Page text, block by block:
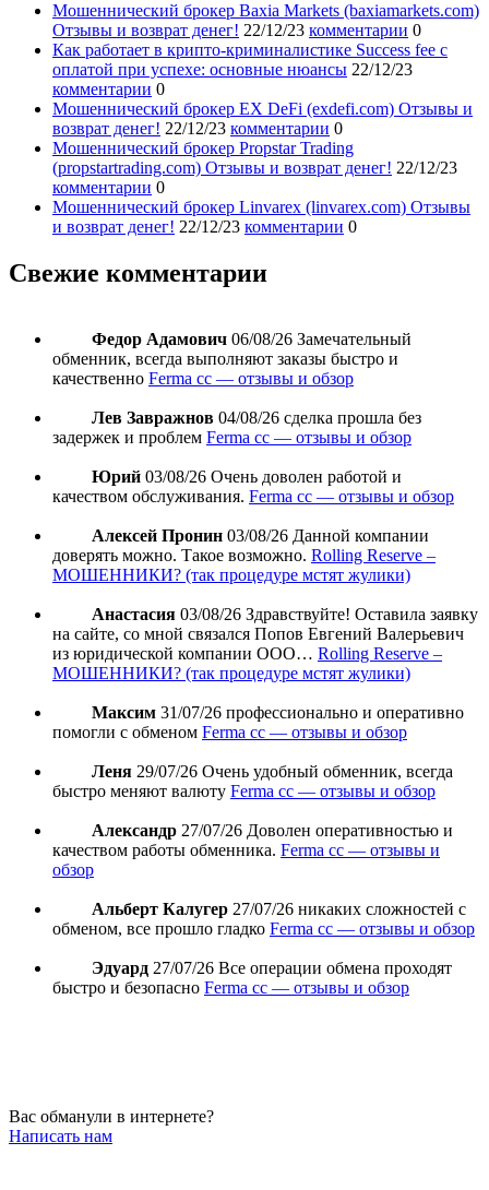
Мошеннический брокер Baxia Markets (baxiamarkets.com)
Отзывы и возврат денег! 22/12/23 комментарии 0
Как работает в крипто-криминалистике Success fee с
оплатой при успехе: основные нюансы 22/12/23
комментарии 0
Мошеннический брокер EX DeFi (exdefi.com) Отзывы и
возврат денег! 22/12/23 комментарии 0
Мошеннический брокер Propstar Trading
(propstartrading.com) Отзывы и возврат денег! 22/12/23
комментарии 0
Мошеннический брокер Linvarex (linvarex.com) Отзывы
и возврат денег! 22/12/23 комментарии 0
Свежие комментарии
Федор Адамович 06/08/26 Замечательный
обменник, всегда выполняют заказы быстро и
качественно Ferma cc — отзывы и обзор
Лев Завражнов 04/08/26 сделка прошла без
задержек и проблем Ferma cc — отзывы и обзор
Юрий 03/08/26 Очень доволен работой и
качеством обслуживания. Ferma cc — отзывы и обзор
Алексей Пронин 03/08/26 Данной компании
доверять можно. Такое возможно. Rolling Reserve –
МОШЕННИКИ? (так процедуре мстят жулики)
Анастасия 03/08/26 Здравствуйте! Оставила заявку
на сайте, со мной связался Попов Евгений Валерьевич
из юридической компании ООО… Rolling Reserve –
МОШЕННИКИ? (так процедуре мстят жулики)
Максим 31/07/26 профессионально и оперативно
помогли с обменом Ferma cc — отзывы и обзор
Леня 29/07/26 Очень удобный обменник, всегда
быстро меняют валюту Ferma cc — отзывы и обзор
Александр 27/07/26 Доволен оперативностью и
качеством работы обменника. Ferma cc — отзывы и
обзор
Альберт Калугер 27/07/26 никаких сложностей с
обменом, все прошло гладко Ferma cc — отзывы и обзор
Эдуард 27/07/26 Все операции обмена проходят
быстро и безопасно Ferma cc — отзывы и обзор
Вас обманули в интернете?
Написать нам